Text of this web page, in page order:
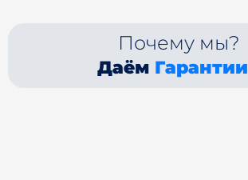
Почему мы?
Даём Гарантии